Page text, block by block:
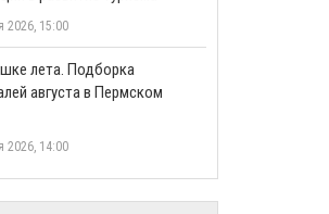
2026, 15:00
лета. Подборка
августа в Пермском
2026, 14:00